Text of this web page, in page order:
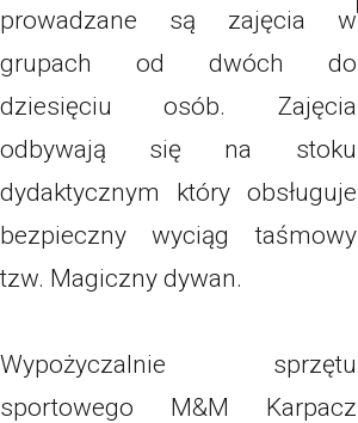
prowadzane są zajęcia w
grupach od dwóch do
dziesięciu osób. Zajęcia
odbywają się na stoku
dydaktycznym który obsługuje
bezpieczny wyciąg taśmowy
tzw. Magiczny dywan.
Wypożyczalnie sprzętu
sportowego M&M Karpacz